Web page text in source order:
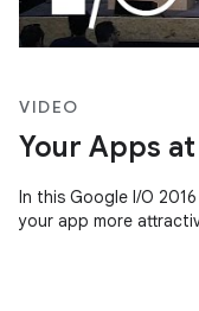
VIDEO
Your Apps
In this Google I/O
your app more